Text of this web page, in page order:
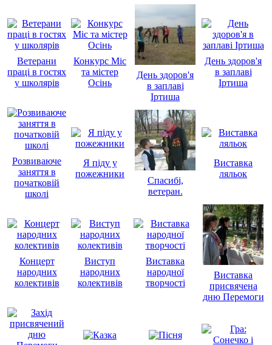
Ветерани
праці в гостях
у школярів
Конкурс Міс
та містер
Осінь
День здоров'я
в заплаві
Іртиша
День здоров'я
в заплаві
Іртиша
Розвиваюче
заняття в
початковій
школі
Я піду у
пожежники
Спасибі,
ветеран.
Виставка
ляльок
Концерт
народних
колективів
Виступ
народних
колективів
Виставка
народної
творчості
Виставка
присвячена
дню Перемоги